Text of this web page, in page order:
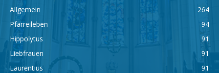
Allgemein
264
Pfarreileben
94
Hippolytus
91
Liebfrauen
91
Laurentius
91